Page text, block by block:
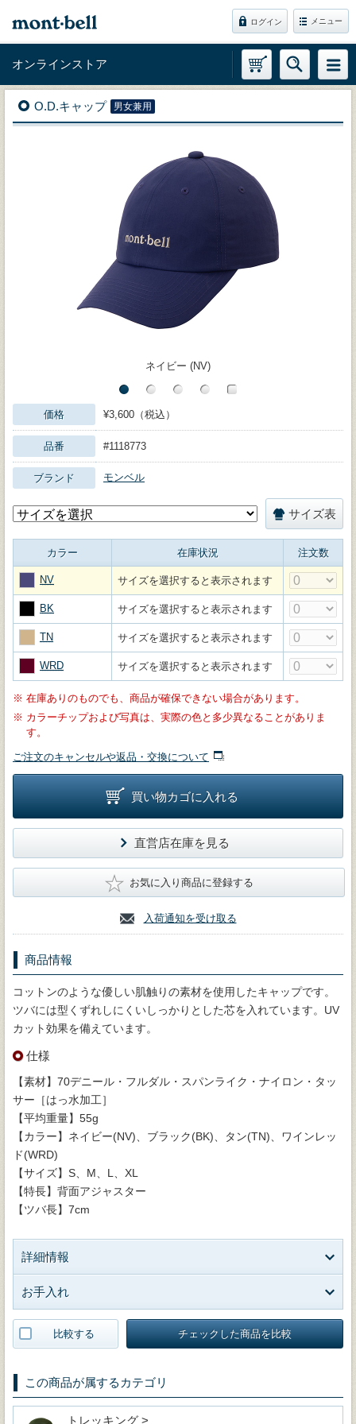
ログイン メニュー
オンラインストア
O.D.キャップ 男女兼用
ネイビー (NV)
価格 ¥3,600（税込）
品番 #1118773
ブランド モンベル
サイズ表
カラー 在庫状況 注文数
NV サイズを選択すると表示されます
BK サイズを選択すると表示されます
TN サイズを選択すると表示されます
WRD サイズを選択すると表示されます
※ 在庫ありのものでも、商品が確保できない場合があります。
※ カラーチップおよび写真は、実際の色と多少異なることがありま
す。
ご注文のキャンセルや返品・交換について
買い物カゴに入れる
直営店在庫を見る
★ お気に入り商品に登録する
入荷通知を受け取る
商品情報
コットンのような優しい肌触りの素材を使用したキャップです。
ツバには型くずれしにくいしっかりとした芯を入れています。UV
カット効果を備えています。
仕様
【素材】70デニール・フルダル・スパンライク・ナイロン・タッ
サー［はっ水加工］
【平均重量】55g
【カラー】ネイビー(NV)、ブラック(BK)、タン(TN)、ワインレッ
ド(WRD)
【サイズ】S、M、L、XL
【特長】背面アジャスター
【ツバ長】7cm
詳細情報
お手入れ
比較する チェックした商品を比較
この商品が属するカテゴリ
トレッキング >